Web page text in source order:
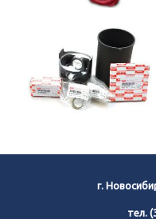
г.
тел.